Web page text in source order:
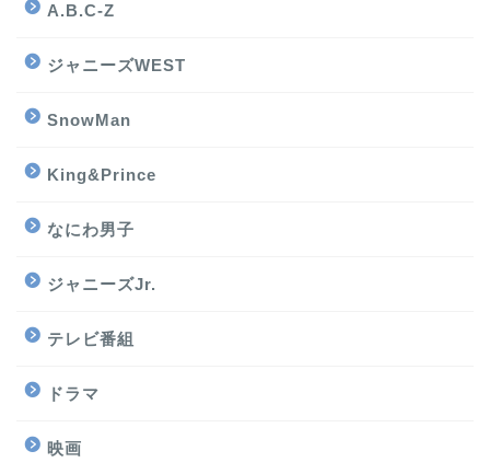
A.B.C-Z
ジャニーズWEST
SnowMan
King&Prince
なにわ男子
ジャニーズJr.
テレビ番組
ドラマ
映画